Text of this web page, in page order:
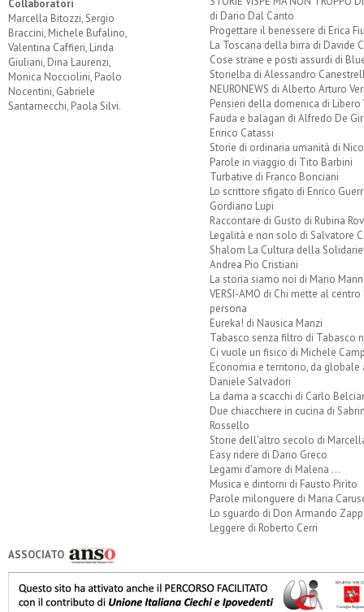
Collaboratori
Marcella Bitozzi, Sergio
Braccini, Michele Bufalino,
Valentina Caffieri, Linda
Giuliani, Dina Laurenzi,
Monica Nocciolini, Paolo
Nocentini, Gabriele
Santarnecchi, Paola Silvi.
di Dario Dal Canto
Progettare il benessere di Erica
La Toscana della birra di Davide
Cose strane e posti assurdi di
Storielba di Alessandro
NEURONEWS di Alberto Arturo
Pensieri della domenica di Libero
Fauda e balagan di Alfredo De
Enrico Catassi
Storie di ordinaria umanità di
Parole in viaggio di Tito Barbini
Turbative di Franco Bonciani
Lo scrittore sfigato di Enrico
Gordiano Lupi
Raccontare di Gusto di Rubina
Legalità e non solo di Salvatore
Shalom La Cultura della
Andrea Pio Cristiani
La storia siamo noi di Mario
VERSI-AMO di Chi mette al centro
persona
Eureka! di Nausica Manzi
Tabasco senza filtro di Tabasco
Ci vuole un fisico di Michele
Economia e territorio, da globale
Daniele Salvadori
La dama a scacchi di Carlo
Due chiacchiere in cucina di
Rossello
Storie dell'altro secolo di
Easy ridere di Dario Greco
Legami d'amore di Malena ...
Musica e dintorni di Fausto Pirìto
Parole milonguere di Maria
Lo sguardo di Don Armando
Leggere di Roberto Cerri
ASSOCIATO